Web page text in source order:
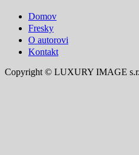
Domov
Fresky
O autorovi
Kontakt
Copyright © LUXURY IMAGE